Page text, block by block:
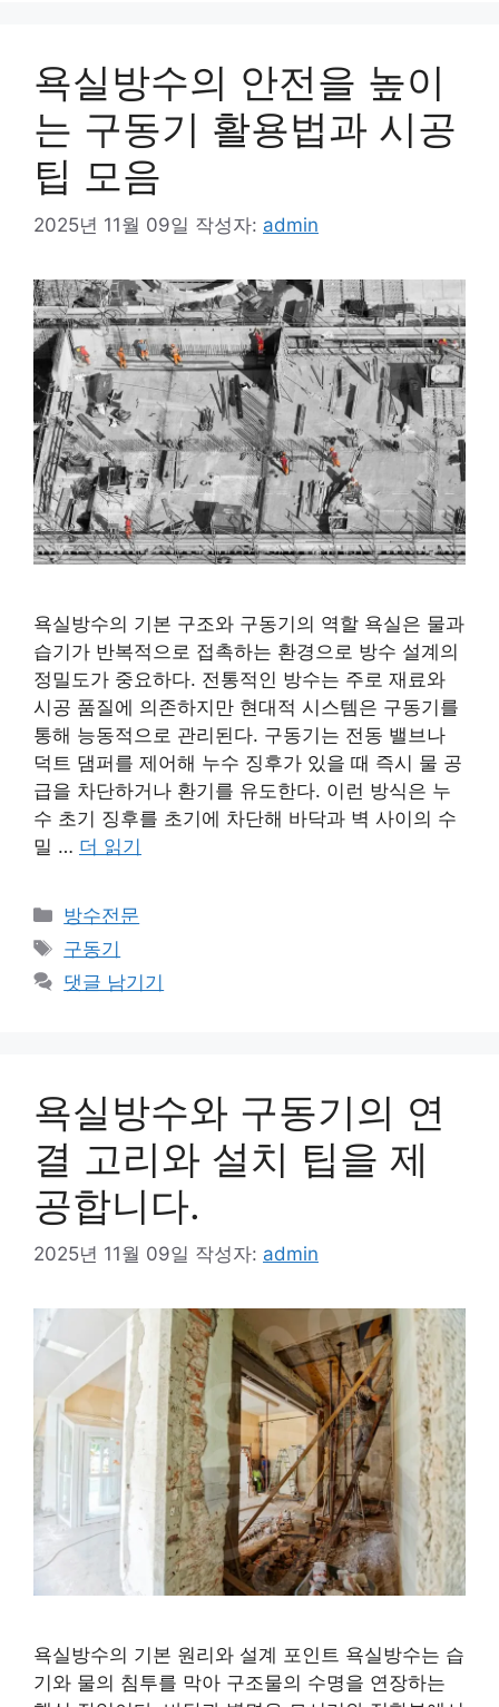
욕실방수의 안전을 높이
는 구동기 활용법과 시공
팁 모음
2025년 11월 09일 작성자: admin
욕실방수의 기본 구조와 구동기의 역할 욕실은 물과
습기가 반복적으로 접촉하는 환경으로 방수 설계의
정밀도가 중요하다. 전통적인 방수는 주로 재료와
시공 품질에 의존하지만 현대적 시스템은 구동기를
통해 능동적으로 관리된다. 구동기는 전동 밸브나
덕트 댐퍼를 제어해 누수 징후가 있을 때 즉시 물 공
급을 차단하거나 환기를 유도한다. 이런 방식은 누
수 초기 징후를 초기에 차단해 바닥과 벽 사이의 수
밀 … 더 읽기
카
테
고
리
방수전문
태
그
구동기
댓글 남기기
욕실방수와 구동기의 연
결 고리와 설치 팁을 제
공합니다.
2025년 11월 09일 작성자: admin
욕실방수의 기본 원리와 설계 포인트 욕실방수는 습
기와 물의 침투를 막아 구조물의 수명을 연장하는